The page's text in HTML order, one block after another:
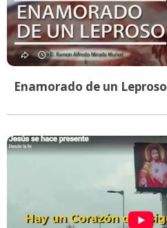
Enamorado de un Leproso